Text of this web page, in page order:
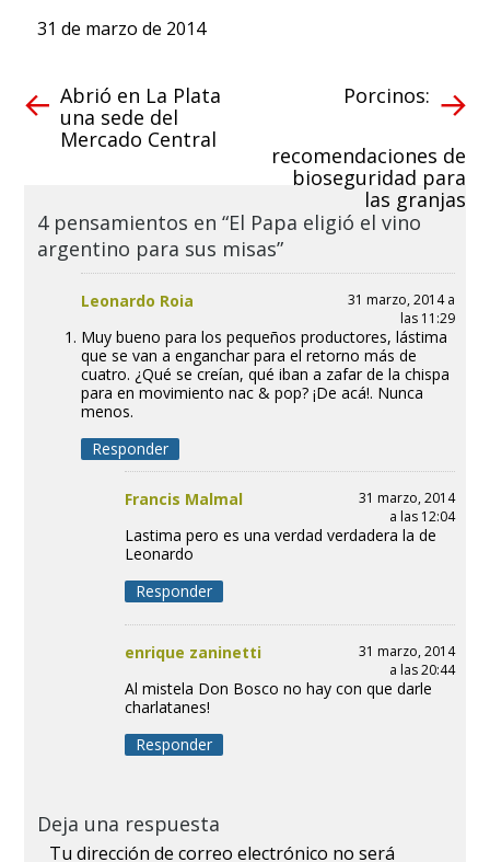
31 de marzo de 2014
Abrió en La Plata
una sede del
Mercado Central
Porcinos:
recomendaciones de
bioseguridad para
las granjas
4 pensamientos en “El Papa eligió el vino
argentino para sus misas”
Leonardo Roia
31 marzo, 2014 a
las 11:29
Muy bueno para los pequeños productores, lástima
que se van a enganchar para el retorno más de
cuatro. ¿Qué se creían, qué iban a zafar de la chispa
para en movimiento nac & pop? ¡De acá!. Nunca
menos.
Responder
Francis Malmal
31 marzo, 2014
a las 12:04
Lastima pero es una verdad verdadera la de
Leonardo
Responder
enrique zaninetti
31 marzo, 2014
a las 20:44
Al mistela Don Bosco no hay con que darle
charlatanes!
Responder
Deja una respuesta
Tu dirección de correo electrónico no será